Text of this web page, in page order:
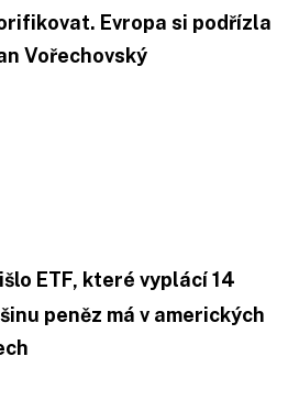
Evropa si podřízla
Vořechovský
ETF, které vyplácí 14
peněz má v amerických